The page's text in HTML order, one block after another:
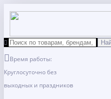
Время работы:
Круглосуточно без
выходных и праздников